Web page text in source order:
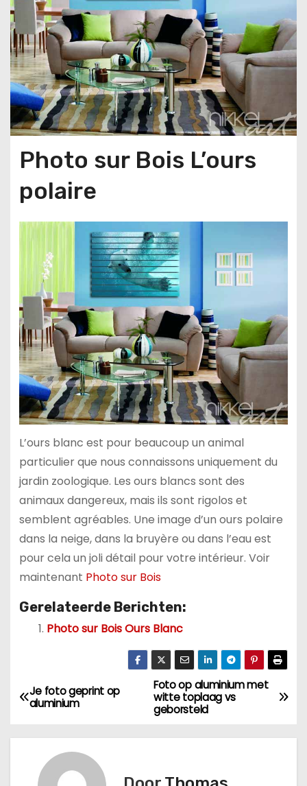
Photo sur Bois L’ours
polaire
L’ours blanc est pour beaucoup un animal
particulier que nous connaissons uniquement du
jardin zoologique. Les ours blancs sont des
animaux dangereux, mais ils sont rigolos et
semblent agréables. Une image d’un ours polaire
dans la neige, dans la bruyère ou dans l’eau est
pour cela un joli détail pour votre intérieur. Voir
maintenant Photo sur Bois
Gerelateerde Berichten:
Photo sur Bois Ours Blanc
B
Foto op aluminium met
witte toplaag vs
geborsteld
Je foto geprint op
aluminium